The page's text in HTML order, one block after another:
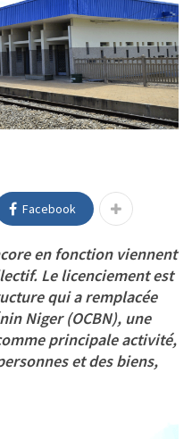
Facebook
en fonction viennent
Le licenciement est
qui a remplacée
Niger (OCBN), une
principale activité,
et des biens,